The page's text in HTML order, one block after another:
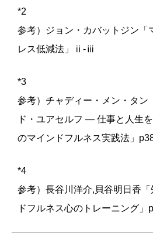
*2
参考）ジョン・カバットジン「
レス低減法」ⅱ-ⅲ
*3
参考）チャディー・メン・タン
ド・ユアセルフ ― 仕事と人生
のマインドフルネス実践法」
*4
参考）長谷川洋介,貝谷明日香
ドフルネス心のトレーニング」